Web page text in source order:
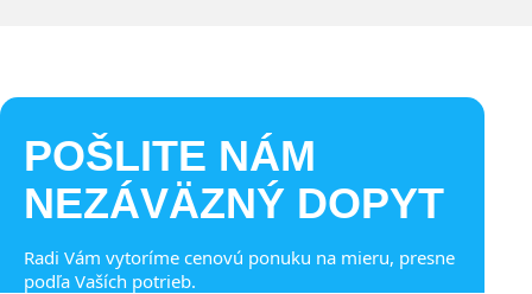
POŠLITE NÁM
NEZÁVÄZNÝ DOPYT
Radi Vám vytoríme cenovú ponuku na mieru, presne
podľa Vaších potrieb.